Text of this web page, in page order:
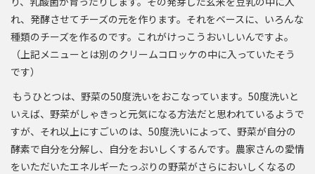
れ、発酵させてチーズの元を作ります。それをベースに、いろんな
種類のチーズを作るのです。これがけっこうおいしいんですよ。
（上記メニューとは別のクリームコロッケの中に入っていたそう
です）
もうひとつは、野菜の50度洗いをおこなっています。50度洗いと
いえば、野菜がしゃきっと元気になる方法だと思われているようで
すが、それ以上にすごいのは、50度洗いによって、野菜が自分の
酵素で自分を分解し、自分をおいしくするんです。農家さんの愛情
をいただいたエネルギーたっぷりの野菜がさらにおいしくなるの